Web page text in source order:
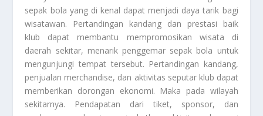
sepak bola yang di kenal dapat menjadi daya tarik bagi
wisatawan. Pertandingan kandang dan prestasi baik
klub dapat membantu mempromosikan wisata di
daerah sekitar, menarik penggemar sepak bola untuk
mengunjungi tempat tersebut. Pertandingan kandang,
penjualan merchandise, dan aktivitas seputar klub dapat
memberikan dorongan ekonomi. Maka pada wilayah
sekitarnya. Pendapatan dari tiket, sponsor, dan